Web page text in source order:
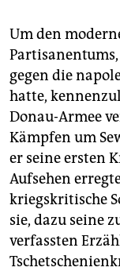
Um den
gegen die
hatte,
Donau-Armee
Kämpfen um
er seine ersten
Aufsehen
kriegskritische
sie, dazu seine
verfassten